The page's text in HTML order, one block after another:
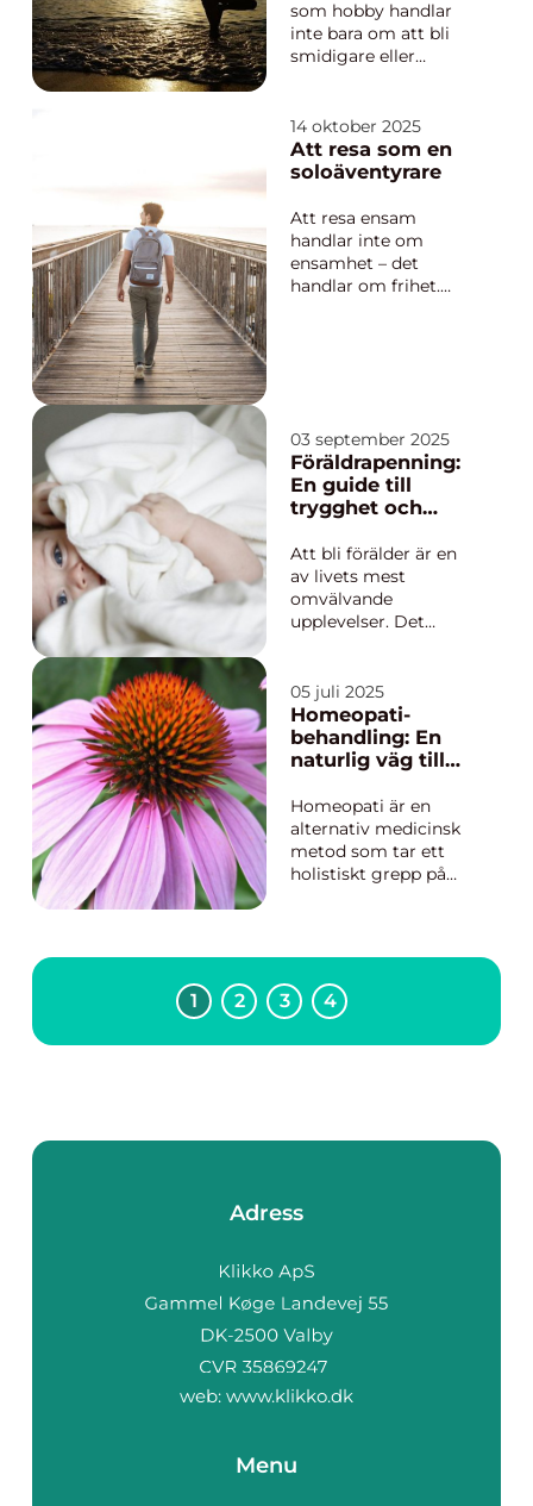
som hobby handlar
inte bara om att bli
smidigare eller
en vardag som ofta
snurrar för fort.
Genom enkla rörelser,
och stunder av
stillhe...
14 oktober 2025
Att resa som en
soloäventyrare
Att resa ensam
handlar inte om
ensamhet – det
handlar om frihet.
på dig själv,...
03 september 2025
Föräldrapenning:
En guide till
trygghet och
nyblivna föräldrar
Att bli förälder är en
av livets mest
omvälvande
upplevelser. Det
praktiska utmaningar.
En av dessa
utmaningar är hur
man ska hantera den
situationen under den
f...
05 juli 2025
Homeopati-
behandling: En
naturlig väg till
Homeopati är en
alternativ medicinsk
metod som tar ett
holistiskt grepp på
fortsätter, attraherar
homeopati miljontals
människor världen
1 2 3 4
Adress
web: www.klikko.dk
Menu